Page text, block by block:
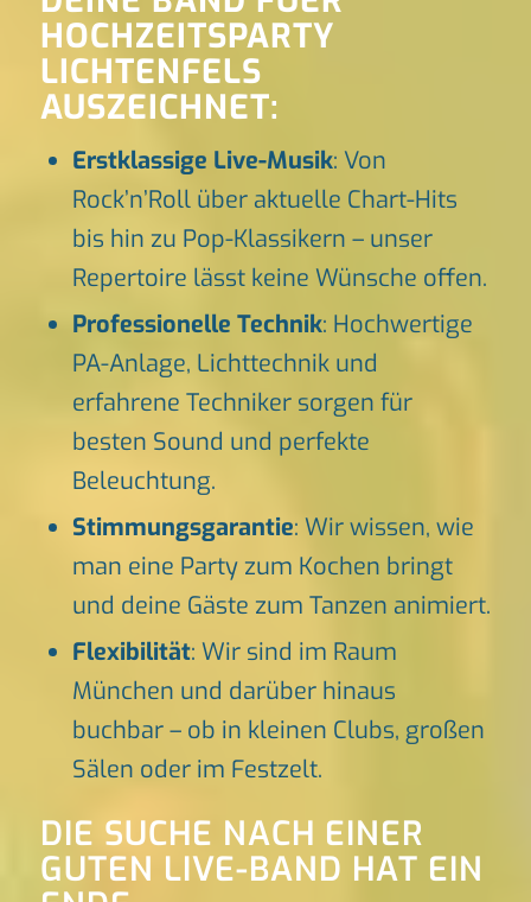
HOCHZEITSPARTY
LICHTENFELS
AUSZEICHNET:
Erstklassige Live-Musik: Von
Rock’n’Roll über aktuelle Chart-Hits
bis hin zu Pop-Klassikern – unser
Repertoire lässt keine Wünsche offen.
Professionelle Technik: Hochwertige
PA-Anlage, Lichttechnik und
erfahrene Techniker sorgen für
besten Sound und perfekte
Beleuchtung.
Stimmungsgarantie: Wir wissen, wie
man eine Party zum Kochen bringt
und deine Gäste zum Tanzen animiert.
Flexibilität: Wir sind im Raum
München und darüber hinaus
buchbar – ob in kleinen Clubs, großen
Sälen oder im Festzelt.
DIE SUCHE NACH EINER
GUTEN LIVE-BAND HAT EIN